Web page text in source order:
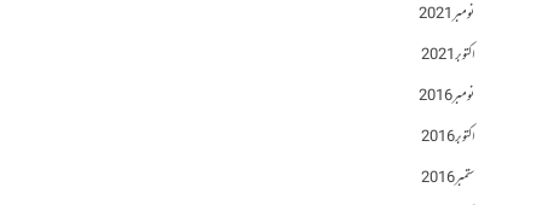
نومبر 2021
اکتوبر 2021
نومبر 2016
اکتوبر 2016
ستمبر 2016